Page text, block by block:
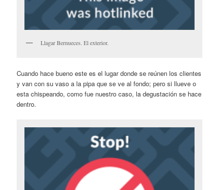
Llagar Bernueces. El exterior.
Cuando hace bueno este es el lugar donde se reúnen los clientes
y van con su vaso a la pipa que se ve al fondo; pero si llueve o
esta chispeando, como fue nuestro caso, la degustación se hace
dentro.